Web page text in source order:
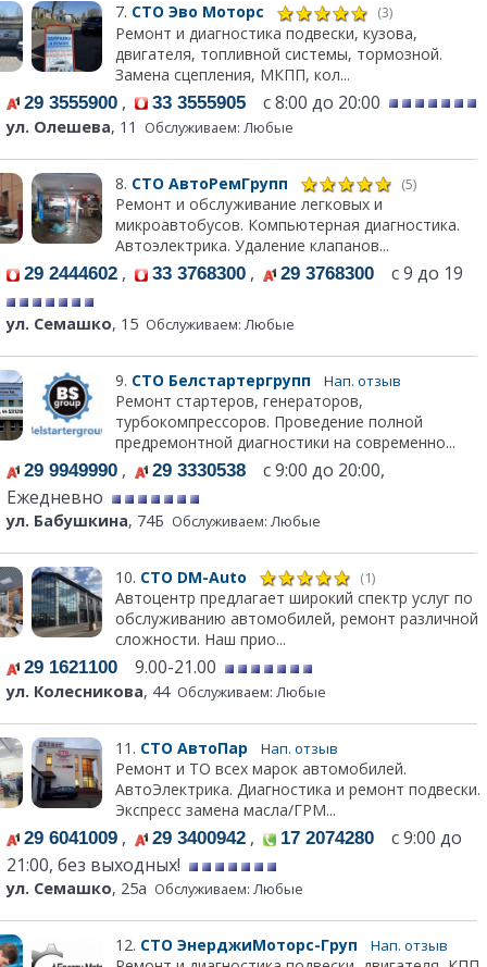
7. СТО Эво Моторс (3)
Ремонт и диагностика подвески, кузова,
двигателя, топливной системы, тормозной.
Замена сцепления, МКПП, кол...
29 3555900 , 33 3555905 с 8:00 до 20:00
ул. Олешева, 11 Обслуживаем: Любые
8. СТО АвтоРемГрупп (5)
Ремонт и обслуживание легковых и
микроавтобусов. Компьютерная диагностика.
Автоэлектрика. Удаление клапанов...
29 2444602 , 33 3768300 , 29 3768300 с 9 до 19
ул. Семашко, 15 Обслуживаем: Любые
9. СТО Белстартергрупп Нап. отзыв
Ремонт стартеров, генераторов,
турбокомпрессоров. Проведение полной
предремонтной диагностики на современно...
29 9949990 , 29 3330538 с 9:00 до 20:00,
Ежедневно
ул. Бабушкина, 74Б Обслуживаем: Любые
10. СТО DM-Auto (1)
Автоцентр предлагает широкий спектр услуг по
обслуживанию автомобилей, ремонт различной
сложности. Наш прио...
29 1621100 9.00-21.00
ул. Колесникова, 44 Обслуживаем: Любые
11. СТО АвтоПар Нап. отзыв
Ремонт и ТО всех марок автомобилей.
АвтоЭлектрика. Диагностика и ремонт подвески.
Экспресс замена масла/ГРМ...
29 6041009 , 29 3400942 , 17 2074280 с 9:00 до
21:00, без выходных!
ул. Семашко, 25а Обслуживаем: Любые
12. СТО ЭнерджиМоторс-Груп Нап. отзыв